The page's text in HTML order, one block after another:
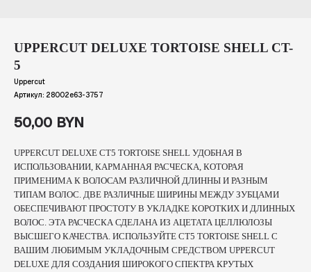
UPPERCUT DELUXE TORTOISE SHELL CT-
5
Uppercut
Артикул: 28002e63-3757
50,00 BYN
UPPERCUT DELUXE CT5 TORTOISE SHELL УДОБНАЯ В
ИСПОЛЬЗОВАНИИ, КАРМАННАЯ РАСЧЕСКА, КОТОРАЯ
ПРИМЕНИМА К ВОЛОСАМ РАЗЛИЧНОЙ ДЛИННЫ И РАЗНЫМ
ТИПАМ ВОЛОС. ДВЕ РАЗЛИЧНЫЕ ШИРИНЫ МЕЖДУ ЗУБЦАМИ
ОБЕСПЕЧИВАЮТ ПРОСТОТУ В УКЛАДКЕ КОРОТКИХ И ДЛИННЫХ
ВОЛОС. ЭТА РАСЧЕСКА СДЕЛАНА ИЗ АЦЕТАТА ЦЕЛЛЮЛОЗЫ
ВЫСШЕГО КАЧЕСТВА. ИСПОЛЬЗУЙТЕ CT5 TORTOISE SHELL С
ВАШИМ ЛЮБИМЫМ УКЛАДОЧНЫМ СРЕДСТВОМ UPPERCUT
DELUXE ДЛЯ СОЗДАНИЯ ШИРОКОГО СПЕКТРА КРУТЫХ